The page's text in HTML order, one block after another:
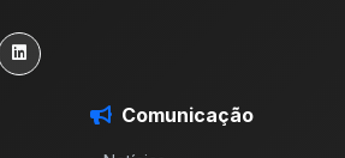
Comunicação